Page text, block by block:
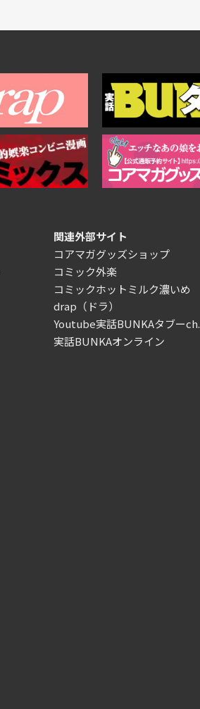
関連外部サイト
コアマガグッズショップ
コミック外楽
コミックホットミルク濃いめ
drap（ドラ）
Youtube実話BUNKAタブーch.
実話BUNKAオンライン